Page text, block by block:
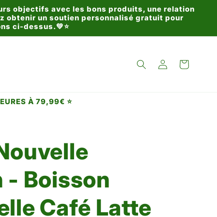
objectifs avec les bons produits, une relation
obtenir un soutien personnalisé gratuit pour
ci-dessus.💚⭐
ConnexionPanier
À 79,99€ ⭐
- Boisson
Café Latte